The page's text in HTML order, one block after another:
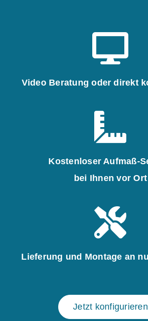
Video Beratung oder direkt
Kostenloser Aufmaß-
bei Ihnen vor Ort
Lieferung und Montage an
Jetzt konfigurieren